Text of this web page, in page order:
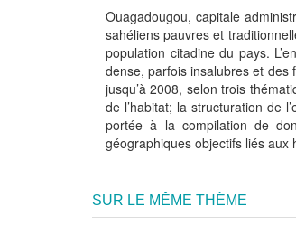
Ouagadougou, capitale
sahéliens pauvres et
population citadine du pays.
dense, parfois insalubres et des
jusqu’à 2008, selon trois
de l’habitat; la structuration de
portée à la compilation de
géographiques objectifs liés aux
SUR LE MÊME THÈME